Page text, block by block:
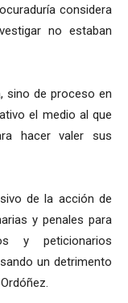
considera
no estaban
sino de proceso en
el medio al que
hacer valer sus
de la acción de
y penales para
y peticionarios
un detrimento